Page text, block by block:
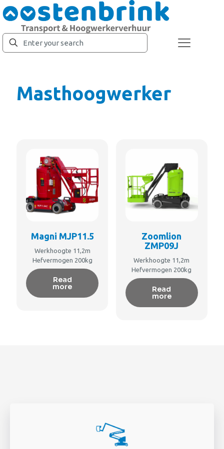
Masthoogwerker
Magni MJP11.5
Werkhoogte 11,2m
Hefvermogen 200kg
Read
more
Zoomlion
ZMP09J
Werkhoogte 11,2m
Hefvermogen 200kg
Read
more